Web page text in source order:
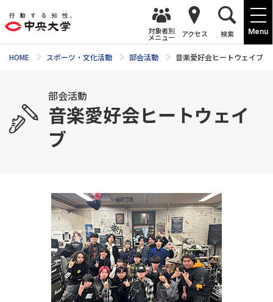
Menu
対象者別
メニュー アクセス 検索
HOME スポーツ・文化活動 部会活動 音楽愛好会ヒートウェイブ
部会活動
音楽愛好会ヒートウェイ
ブ